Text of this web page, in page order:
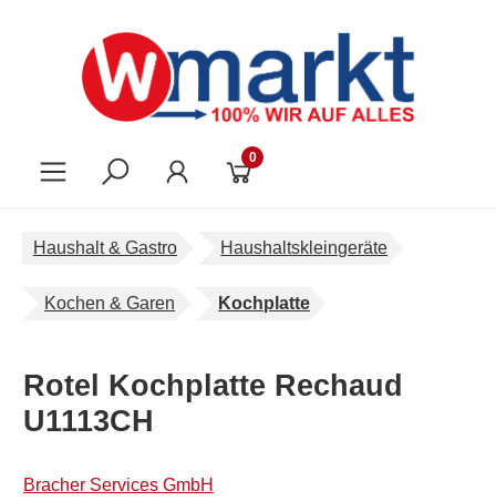
0
Haushalt & Gastro Haushaltskleingeräte
Kochen & Garen Kochplatte
Rotel Kochplatte Rechaud
U1113CH
Bracher Services GmbH